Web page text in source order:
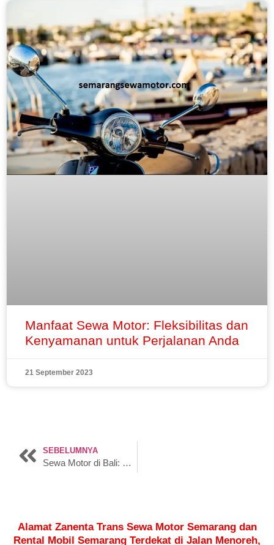
Manfaat Sewa Motor: Fleksibilitas dan
Kenyamanan untuk Perjalanan Anda
21 September 2023
SEBELUMNYA
Sewa Motor di Bali: Kunci Menuju Petualangan yang Mengesankan
Alamat Zanenta Trans Sewa Motor Semarang dan
Rental Mobil Semarang Terdekat di Jalan Menoreh,